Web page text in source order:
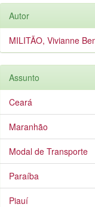
Autor
MILITÃO, Vivianne
Assunto
Ceará
Maranhão
Modal de Transporte
Paraíba
Piauí